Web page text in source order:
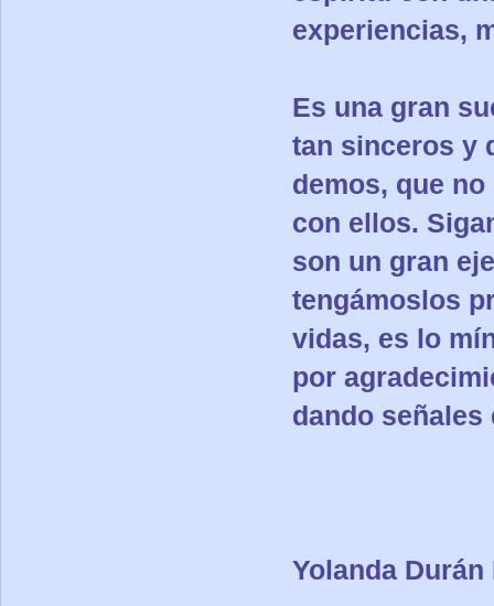
experiencias,
Es una gran
tan sinceros y
demos, que
con ellos.
son un gran
tengámoslos
vidas, es lo
por
dando señales
Yolanda Durán